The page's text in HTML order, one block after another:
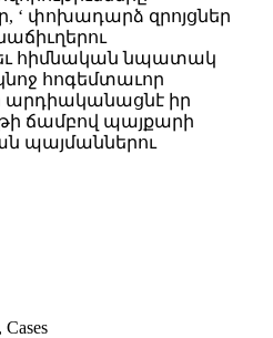
‘ փոխադարձ զրոյցներ
հիմնական նպատակ
հոգեմտաւոր
արդիականացնէ իր
ճամբով պայքարի
պայմաններու